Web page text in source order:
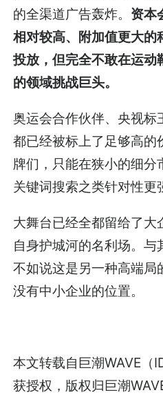
的全渠道广告轰炸。 资本
相对较高、附加值更大的
投放，但完全不敢在运动
的领域挑战巨头。
奥运会合作伙伴、央视标
都已经被标上了足够高的
牌们，只能在狭小的细分
关键词搜索之类针对性更
大舞台已经全都留给了大
自身护城河的名利场。与
不如说这是另一种高端局
没有中小企业的位置。
本文转载自巨潮WAVE（
获授权，版权归巨潮